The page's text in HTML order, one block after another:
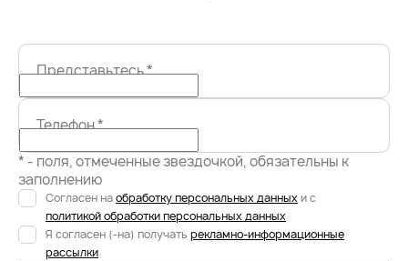
Представьтесь*
Телефон*
* - поля, отмеченные звездочкой, обязательны к
заполнению
Согласен наобработку персональных данных и с
политикой обработки персональных данных
Я согласен (-на) получать рекламно-информационные
рассылки